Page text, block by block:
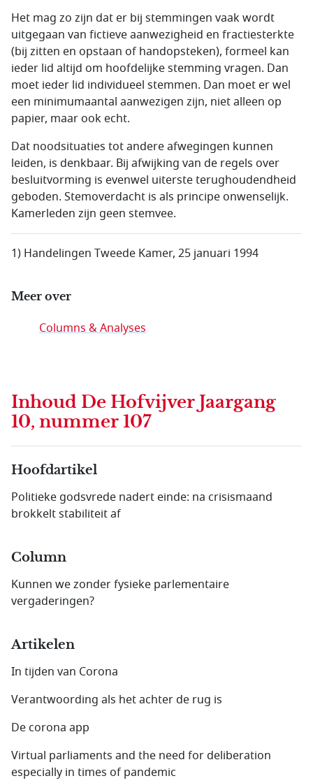
Het mag zo zijn dat er bij stemmingen vaak wordt
uitgegaan van fictieve aanwezigheid en fractiesterkte
(bij zitten en opstaan of handopsteken), formeel kan
ieder lid altijd om hoofdelijke stemming vragen. Dan
moet ieder lid individueel stemmen. Dan moet er wel
een minimumaantal aanwezigen zijn, niet alleen op
papier, maar ook echt.
Dat noodsituaties tot andere afwegingen kunnen
leiden, is denkbaar. Bij afwijking van de regels over
besluitvorming is evenwel uiterste terughoudendheid
geboden. Stemoverdacht is als principe onwenselijk.
Kamerleden zijn geen stemvee.
1) Handelingen Tweede Kamer, 25 januari 1994
Meer over
Columns & Analyses
Inhoud De Hofvijver Jaargang
10, nummer 107
Hoofdartikel
Politieke godsvrede nadert einde: na crisismaand
brokkelt stabiliteit af
Column
Kunnen we zonder fysieke parlementaire
vergaderingen?
Artikelen
In tijden van Corona
Verantwoording als het achter de rug is
De corona app
Virtual parliaments and the need for deliberation
especially in times of pandemic